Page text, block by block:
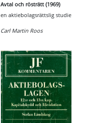
Avtal och rösträtt (1969)
en aktiebolagsrättslig studie
Carl Martin Roos